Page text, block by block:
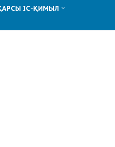
ІС-ҚИМЫЛ